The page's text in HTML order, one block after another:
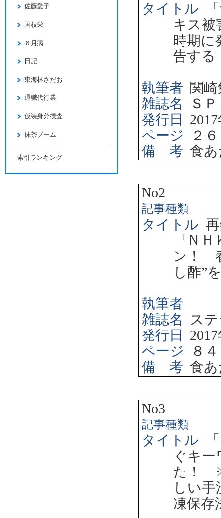
タイトル
キス被
時期
告する
執筆者 関
雑誌名
Ｓ
発行日
2017
ページ
２
備 考 食あ
No2
記事種類
タイトル
『Ｎ
ン！
し酢”
執筆者
雑誌名
ス
発行日
2017
ページ
８４
備 考 食あ
No3
記事種類
タイトル
ぐキ
た！ ※
しい
凍保存
佐藤愛子
国枝栄
６月病
日記
東海林さだお
退職代行業
仮装身分捜査
抹茶ブーム
索引ランキング